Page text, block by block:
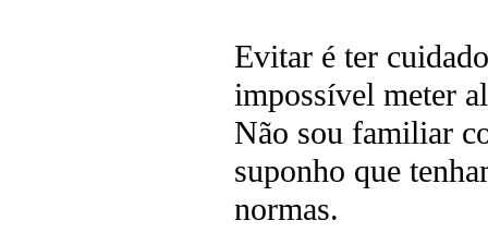
Evitar é ter
impossível meter
Não sou familiar
suponho que
normas.